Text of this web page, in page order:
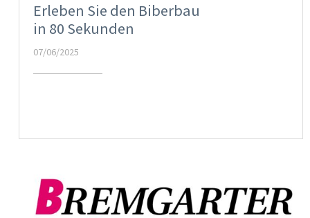
Erleben Sie den Biberbau
in 80 Sekunden
07/06/2025